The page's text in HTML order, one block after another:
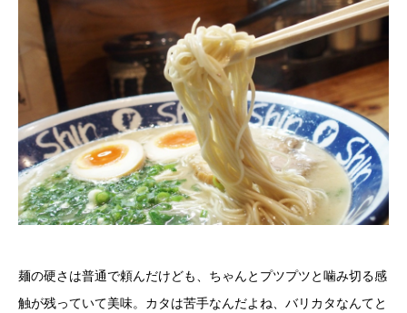
麺の硬さは普通で頼んだけども、ちゃんとプツプツと噛み切る感
触が残っていて美味。カタは苦手なんだよね、バリカタなんてと